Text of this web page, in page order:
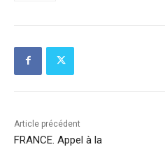
Article précédent
FRANCE. Appel à la